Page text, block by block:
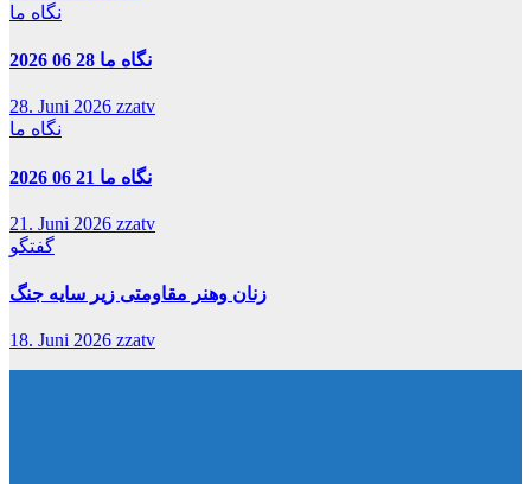
نگاه ما
نگاه ما 28 06 2026
28. Juni 2026 zzatv
نگاه ما
نگاه ما 21 06 2026
21. Juni 2026 zzatv
گفتگو
زنان وهنر مقاومتی زیر سایه جنگ
18. Juni 2026 zzatv